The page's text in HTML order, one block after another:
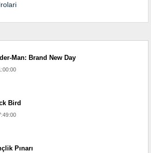
Man: Brand New Day
Bird
Pınarı